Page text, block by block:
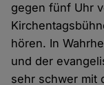
gegen fünf Uhr
hören. In
und der
sehr schwer mit